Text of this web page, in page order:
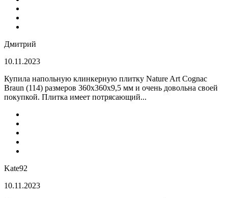
Дмитрий
10.11.2023
Купила напольную клинкерную плитку Nature Art Cognac
Braun (114) размеров 360x360x9,5 мм и очень довольна своей
покупкой. Плитка имеет потрясающий...
Kate92
10.11.2023